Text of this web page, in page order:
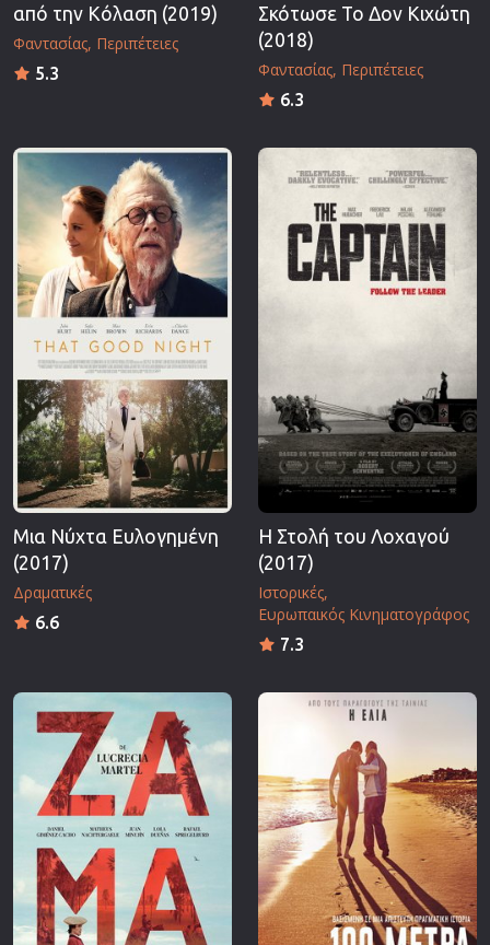
από την Κόλαση (2019)
Φαντασίας Περιπέτειες
5.3
Σκότωσε Το Δον Κιχώτη
(2018)
Φαντασίας Περιπέτειες
6.3
Μια Νύχτα Ευλογημένη
(2017)
Δραματικές
6.6
Η Στολή του Λοχαγού
(2017)
Ιστορικές
Ευρωπαικός Κινηματογράφος
7.3